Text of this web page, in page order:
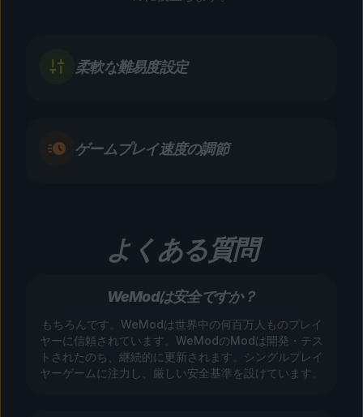
柔軟な難易度設定
ゲームプレイ速度の調節
よくある質問
WeModは安全ですか？
もちろんです。WeModは世界中の何百万人ものプレイ
ヤーに信頼されています。WeModのModは開発・テス
トされたのち、継続的に更新されます。シングルプレイ
ヤーゲームに注力し、厳しい安全基準を設けています。